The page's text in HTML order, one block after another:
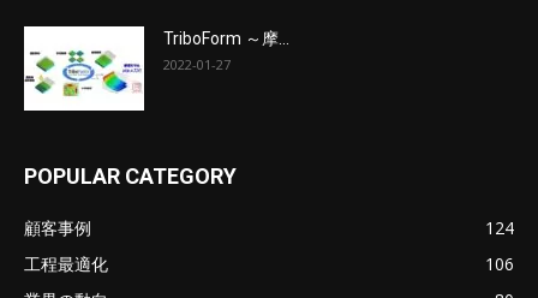
TriboForm ～摩...
2022-01-27
POPULAR CATEGORY
顧客事例
124
工程最適化
106